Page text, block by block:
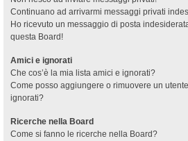
Continuano ad arrivarmi messaggi privati
Ho ricevuto un messaggio di posta
questa Board!
Amici e ignorati
Che cos’è la mia lista amici e ignorati?
Come posso aggiungere o rimuovere un
ignorati?
Ricerche nella Board
Come si fanno le ricerche nella Board?